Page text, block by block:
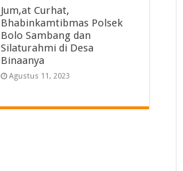
Jum,at Curhat,
Bhabinkamtibmas Polsek
Bolo Sambang dan
Silaturahmi di Desa
Binaanya
Agustus 11, 2023